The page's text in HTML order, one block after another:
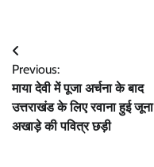
Post
navigation
Previous:
माया देवी में पूजा अर्चना के बाद
उत्तराखंड के लिए रवाना हुई जूना
अखाड़े की पवित्र छड़ी